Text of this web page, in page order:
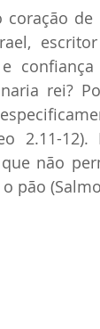
rei?
2.11-
não
pão